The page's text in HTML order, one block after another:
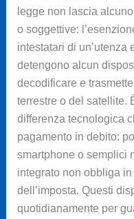
legge non lascia
o soggettive:
intestatari di un’utenza
detengono alcun
decodificare e
terrestre o del satellite.
differenza tecnologica
pagamento in debito:
smartphone o semplici
integrato non obbliga
dell’imposta. Questi
quotidianamente per